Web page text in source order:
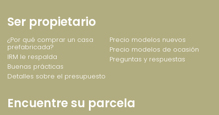
Ser propietario
¿Por qué comprar un casa
prefabricada?
IRM le respalda
Buenas prácticas
Detalles sobre el presupuesto
Precio modelos nuevos
Precio modelos de ocasión
Preguntas y respuestas
Encuentre su parcela